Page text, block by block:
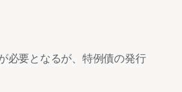
必要となるが、特例債の発行